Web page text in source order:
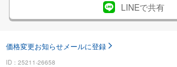
LINEで共有
価格変更お知らせメールに登録
ID：25211-26658